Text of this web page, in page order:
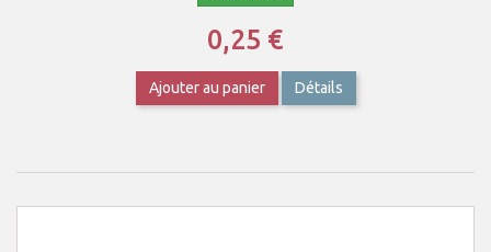
0,25 €
Ajouter au panier Détails